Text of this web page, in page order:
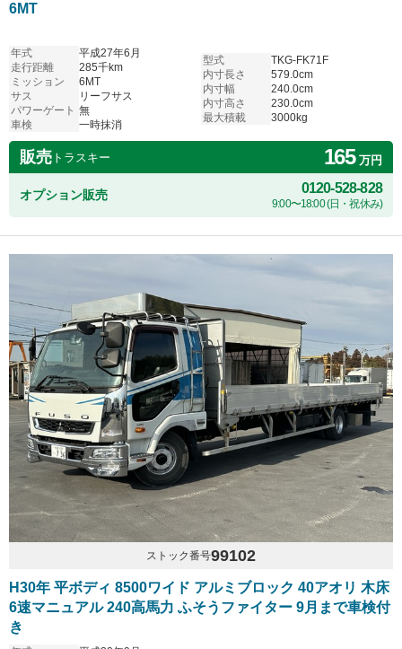
6MT
年式
平成27年6月
走行距離
285千km
ミッション
6MT
サス
リーフサス
パワーゲート 無
車検
一時抹消
型式
TKG-FK71F
内寸長さ
579.0cm
内寸幅
240.0cm
内寸高さ
230.0cm
最大積載
3000kg
販売 トラスキー 165万円
オプション販売 0120-528-828
9:00〜18:00 (日・祝休み)
ストック番号99102
H30年 平ボディ 8500ワイド アルミブロック 40アオリ 木床
6速マニュアル 240高馬力 ふそうファイター 9月まで車検付
き